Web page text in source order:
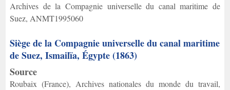
Archives de la Compagnie universelle du canal maritime de
Suez, ANMT1995060
Siège de la Compagnie universelle du canal maritime
de Suez, Ismailïa, Égypte (1863)
Source
Roubaix (France), Archives nationales du monde du travail,